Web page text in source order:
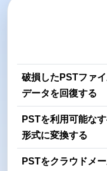
破損したPSTファ
データを回復する
PSTを利用可能な
形式に変換する
PSTをクラウドメ